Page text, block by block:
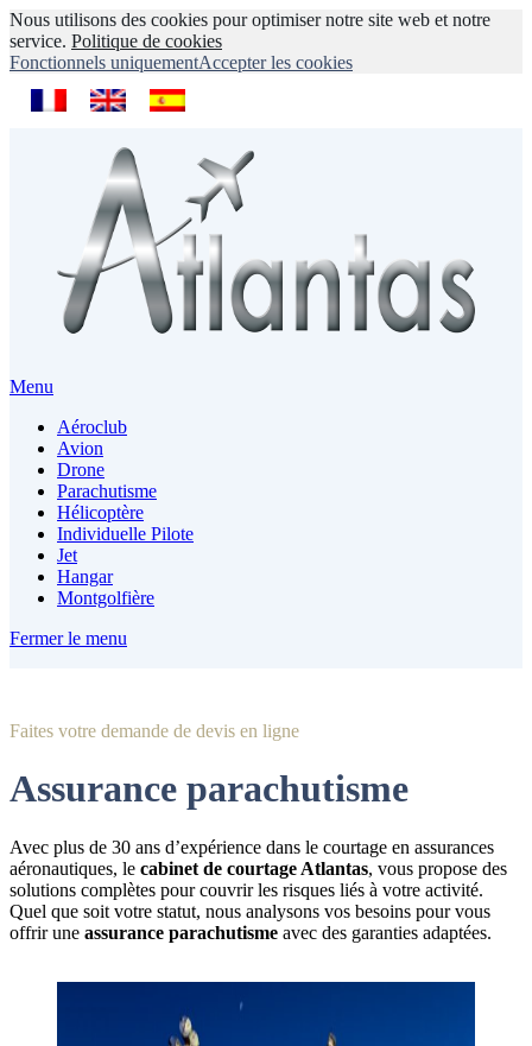
Nous utilisons des cookies pour optimiser notre site web et notre
service. Politique de cookies
Fonctionnels uniquementAccepter les cookies
Menu
Aéroclub
Avion
Drone
Parachutisme
Hélicoptère
Individuelle Pilote
Jet
Hangar
Montgolfière
Fermer le menu
Faites votre demande de devis en ligne
Assurance parachutisme
Avec plus de 30 ans d’expérience dans le courtage en assurances
aéronautiques, le cabinet de courtage Atlantas, vous propose des
solutions complètes pour couvrir les risques liés à votre activité.
Quel que soit votre statut, nous analysons vos besoins pour vous
offrir une assurance parachutisme avec des garanties adaptées.